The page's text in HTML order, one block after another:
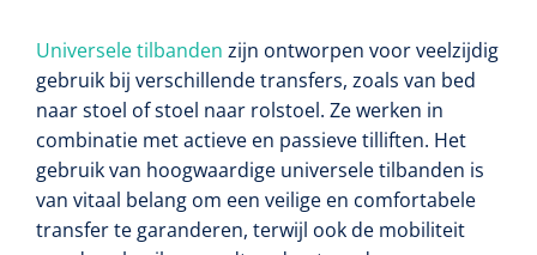
Universele tilbanden zijn ontworpen voor veelzijdig
gebruik bij verschillende transfers, zoals van bed
naar stoel of stoel naar rolstoel. Ze werken in
combinatie met actieve en passieve tilliften. Het
gebruik van hoogwaardige universele tilbanden is
van vitaal belang om een veilige en comfortabele
transfer te garanderen, terwijl ook de mobiliteit